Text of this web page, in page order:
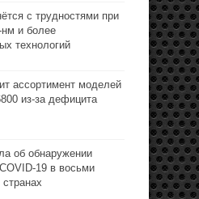
с трудностями при
нм и более
технологий
ассортимент моделей
из-за дефицита
об обнаружении
19 в восьми